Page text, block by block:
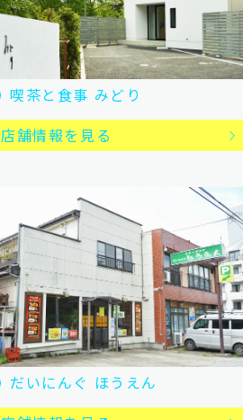
喫茶と食事 みどり
店舗情報を見る
だいにんぐ ほうえん